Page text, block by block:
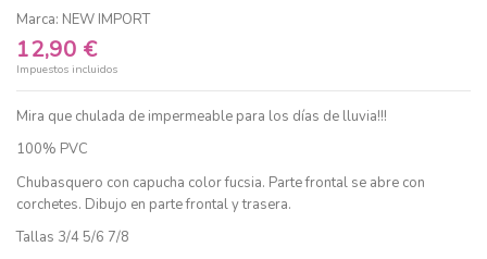
Marca: NEW IMPORT
12,90 €
Impuestos incluidos
Mira que chulada de impermeable para los días de lluvia!!!
100% PVC
Chubasquero con capucha color fucsia. Parte frontal se abre con
corchetes. Dibujo en parte frontal y trasera.
Tallas 3/4 5/6 7/8